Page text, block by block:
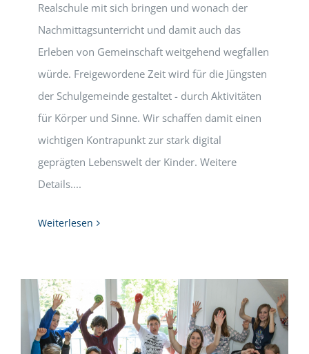
Realschule mit sich bringen und wonach der
Nachmittagsunterricht und damit auch das
Erleben von Gemeinschaft weitgehend wegfallen
würde. Freigewordene Zeit wird für die Jüngsten
der Schulgemeinde gestaltet - durch Aktivitäten
für Körper und Sinne. Wir schaffen damit einen
wichtigen Kontrapunkt zur stark digital
geprägten Lebenswelt der Kinder. Weitere
Details....
Weiterlesen